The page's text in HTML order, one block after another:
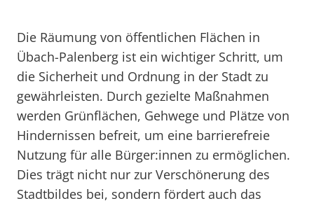
Die Räumung von öffentlichen Flächen in
Übach-Palenberg ist ein wichtiger Schritt, um
die Sicherheit und Ordnung in der Stadt zu
gewährleisten. Durch gezielte Maßnahmen
werden Grünflächen, Gehwege und Plätze von
Hindernissen befreit, um eine barrierefreie
Nutzung für alle Bürger:innen zu ermöglichen.
Dies trägt nicht nur zur Verschönerung des
Stadtbildes bei, sondern fördert auch das